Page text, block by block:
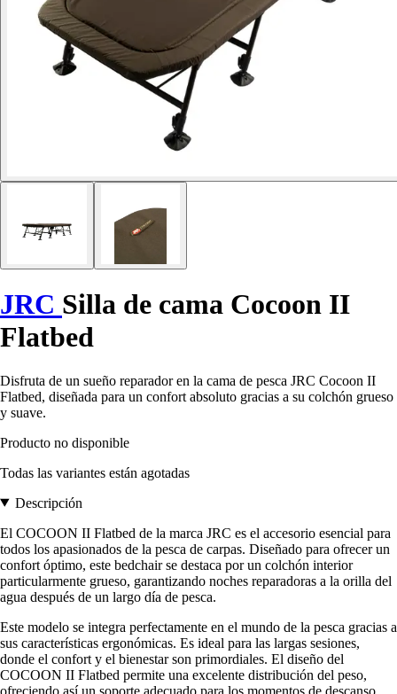
JRC Silla de cama Cocoon II
Flatbed
Disfruta de un sueño reparador en la cama de pesca JRC Cocoon II
Flatbed, diseñada para un confort absoluto gracias a su colchón grueso
y suave.
Producto no disponible
Todas las variantes están agotadas
Descripción
El COCOON II Flatbed de la marca JRC es el accesorio esencial para
todos los apasionados de la pesca de carpas. Diseñado para ofrecer un
confort óptimo, este bedchair se destaca por un colchón interior
particularmente grueso, garantizando noches reparadoras a la orilla del
agua después de un largo día de pesca.
Este modelo se integra perfectamente en el mundo de la pesca gracias a
sus características ergonómicas. Es ideal para las largas sesiones,
donde el confort y el bienestar son primordiales. El diseño del
COCOON II Flatbed permite una excelente distribución del peso,
ofreciendo así un soporte adecuado para los momentos de descanso.